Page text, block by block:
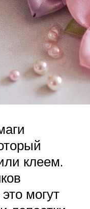
клеем.
могут